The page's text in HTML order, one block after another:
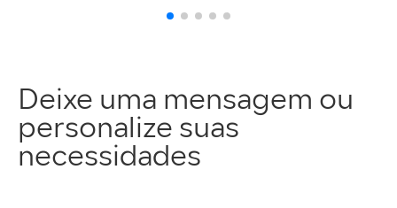
Deixe uma mensagem ou
personalize suas
necessidades